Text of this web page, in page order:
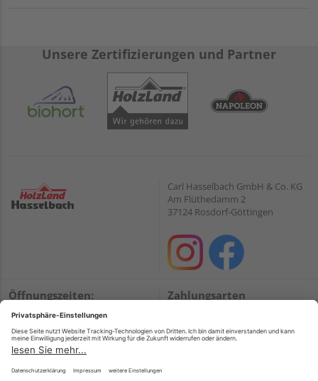
Unsere Zertifizierungen und Partner
Carl Hasselbach GmbH & Co. KG
Am Flüthedamm 2
37124 Rosdorf-Göttingen
Öffnungszeiten:
Mo. – Fr.09:00 – 18:00
Sa.09:00 – 13:00
Zahlungsarten
Onlineüberweisung